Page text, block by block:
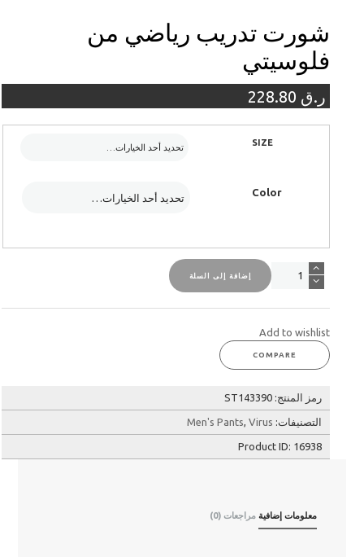
شورت تدريب رياضي من
فلوسيتي
ر.ق
SIZE
Color
كمية
شورت
من
فلوسيتي
إضافة إلى السلة
Add to wishlist
COMPARE
رمز المنتج:ST143390
التصنيفات: Men's Pants, Virus
Product ID: 16938
معلومات إضافية مراجعات (0)